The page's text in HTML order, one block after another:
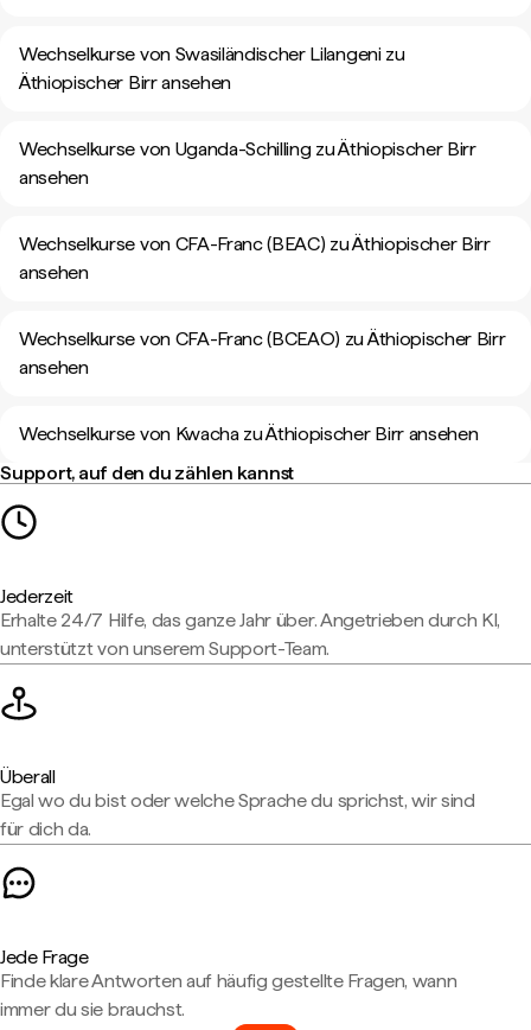
Wechselkurse von Swasiländischer Lilangeni zu
Äthiopischer Birr ansehen
Wechselkurse von Uganda-Schilling zu Äthiopischer Birr
ansehen
Wechselkurse von CFA-Franc (BEAC) zu Äthiopischer Birr
ansehen
Wechselkurse von CFA-Franc (BCEAO) zu Äthiopischer Birr
ansehen
Wechselkurse von Kwacha zu Äthiopischer Birr ansehen
Support, auf den du zählen kannst
Jederzeit
Erhalte 24/7 Hilfe, das ganze Jahr über. Angetrieben durch KI,
unterstützt von unserem Support-Team.
Überall
Egal wo du bist oder welche Sprache du sprichst, wir sind
für dich da.
Jede Frage
Finde klare Antworten auf häufig gestellte Fragen, wann
immer du sie brauchst.